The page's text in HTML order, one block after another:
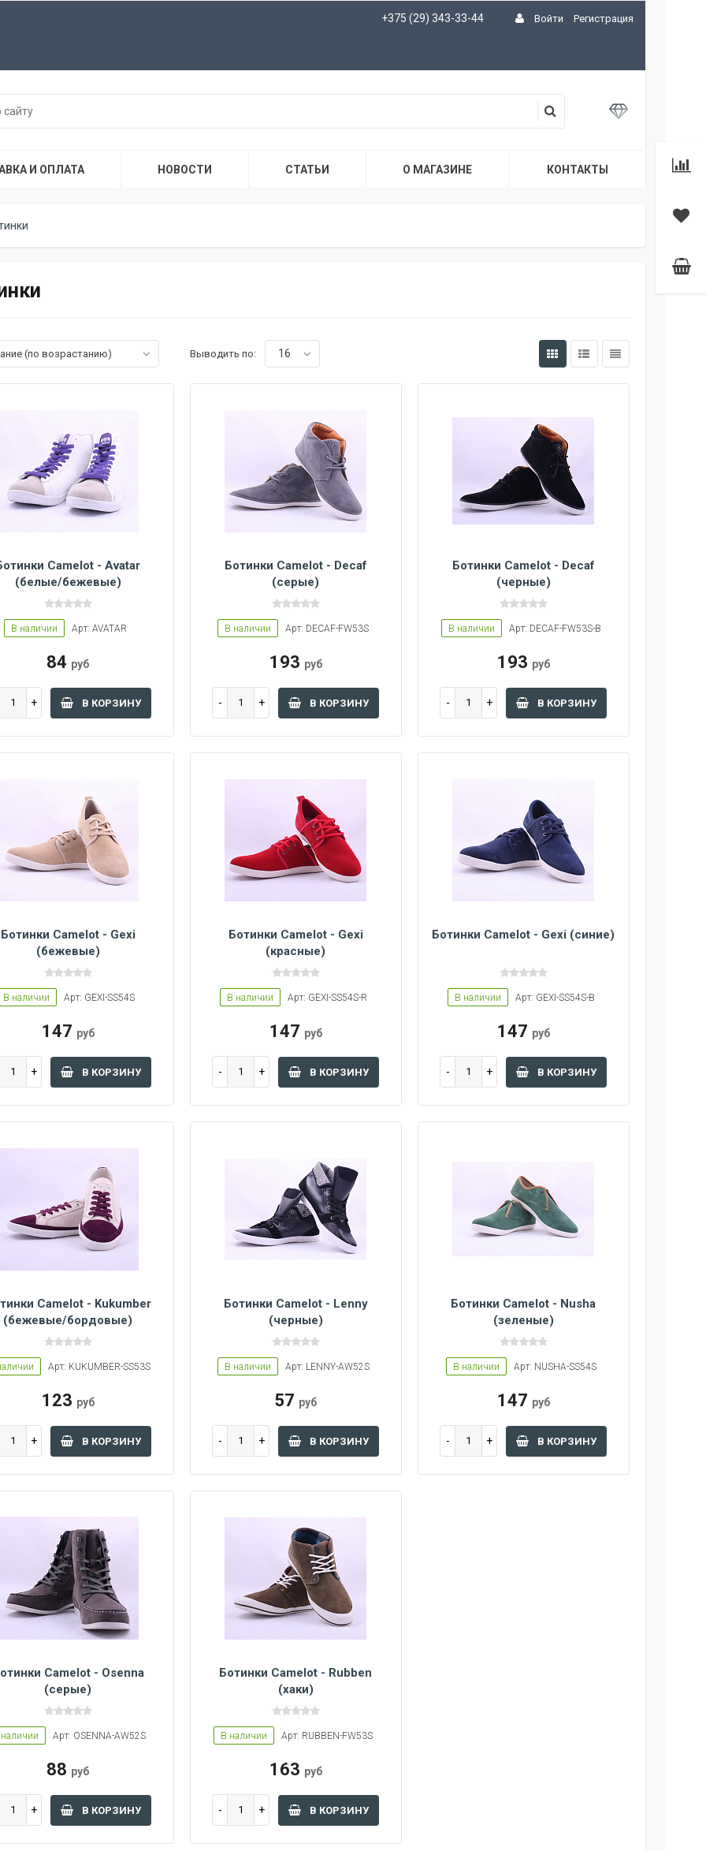
+375 (29) 343-33-44 Войти Регистрация
И ОПЛАТА НОВОСТИ СТАТЬИ О МАГАЗИНЕ КОНТАКТЫ
(по возрастанию) Выводить по: 16
Camelot - Avatar
(белые/бежевые)
В наличии Арт: AVATAR
84 руб
В КОРЗИНУ
Ботинки Camelot - Decaf
(серые)
В наличии Арт: DECAF-FW53S
193 руб
В КОРЗИНУ
45 43
Ботинки Camelot - Decaf
(черные)
В наличии Арт: DECAF-FW53S-B
193 руб
В КОРЗИНУ
42
Ботинки Camelot - Gexi
(бежевые)
В наличии Арт: GEXI-SS54S
147 руб
В КОРЗИНУ
Ботинки Camelot - Gexi
(красные)
В наличии Арт: GEXI-SS54S-R
147 руб
В КОРЗИНУ
45 43
Ботинки Camelot - Gexi (синие)
В наличии Арт: GEXI-SS54S-B
147 руб
В КОРЗИНУ
42
Camelot - Kukumber
(бежевые/бордовые)
Арт: KUKUMBER-SS53S
123 руб
В КОРЗИНУ
Ботинки Camelot - Lenny
(черные)
В наличии Арт: LENNY-AW52S
57 руб
В КОРЗИНУ
45 42
Ботинки Camelot - Nusha
(зеленые)
В наличии Арт: NUSHA-SS54S
147 руб
В КОРЗИНУ
45 42
Camelot - Osenna
(серые)
Арт: OSENNA-AW52S
88 руб
В КОРЗИНУ
Ботинки Camelot - Rubben
(хаки)
В наличии Арт: RUBBEN-FW53S
163 руб
В КОРЗИНУ
45